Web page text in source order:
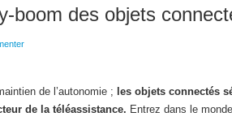
boom des objets
de l’autonomie ; les objets connectés
de la téléassistance. Entrez dans le